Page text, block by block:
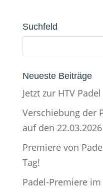
Suchfeld
Neueste Beiträge
Jetzt zur HTV
Verschiebung der
auf den 22.03.2026
Premiere von
Tag!
Padel-Premiere